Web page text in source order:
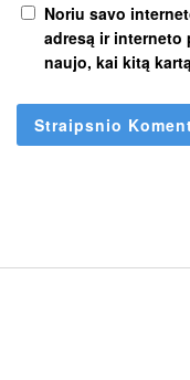
Noriu savo
adresą ir
naujo, kai kitą